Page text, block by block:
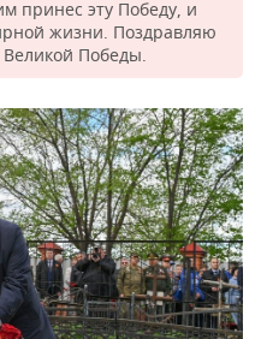
принес эту Победу, и
жизни. Поздравляю
Великой Победы.